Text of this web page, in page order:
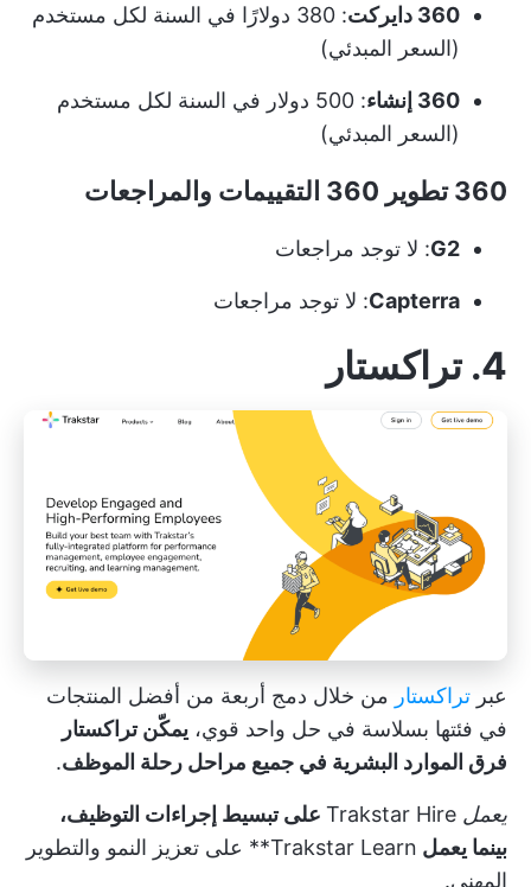
360 دايركت
: 380 دولارًا في السنة لكل مستخدم
(السعر المبدئي)
360 إنشاء
: 500 دولار في السنة لكل مستخدم
(السعر المبدئي)
360 تطوير 360 التقييمات والمراجعات
G2: لا توجد مراجعات
Capterra: لا توجد مراجعات
4. تراكستار
عبر تراكستار من خلال دمج أربعة من أفضل المنتجات
في فئتها بسلاسة في حل واحد قوي، يمكّن تراكستار
فرق الموارد البشرية في جميع مراحل رحلة الموظف.
يعمل Trakstar Hire على تبسيط إجراءات التوظيف،
بينما يعمل
Trakstar Learn** على تعزيز النمو والتطوير
المهني.